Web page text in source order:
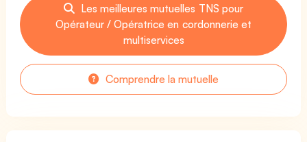
Les meilleures mutuelles TNS pour
Opérateur / Opératrice en cordonnerie et
multiservices
Comprendre la mutuelle